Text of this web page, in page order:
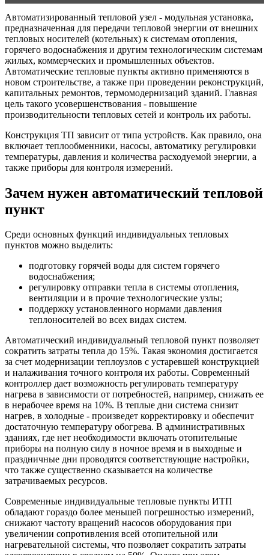
Автоматизированный тепловой узел - модульная установка,
предназначенная для передачи тепловой энергии от внешних
тепловых носителей (котельных) к системам отопления,
горячего водоснабжения и другим технологическим системам
жилых, коммерческих и промышленных объектов.
Автоматические тепловые пункты активно применяются в
новом строительстве, а также при проведении реконструкций,
капитальных ремонтов, термомодернизаций зданий. Главная
цель такого усовершенствования - повышение
производительности тепловых сетей и контроль их работы.
Конструкция ТП зависит от типа устройств. Как правило, она
включает теплообменники, насосы, автоматику регулировки
температуры, давления и количества расходуемой энергии, а
также приборы для контроля измерений.
Зачем нужен автоматический тепловой
пункт
Среди основных функций индивидуальных тепловых
пунктов можно выделить:
подготовку горячей воды для систем горячего
водоснабжения;
регулировку отправки тепла в системы отопления,
вентиляции и в прочие технологические узлы;
поддержку установленного нормами давления
теплоносителей во всех видах систем.
Автоматический индивидуальный тепловой пункт позволяет
сократить затраты тепла до 15%. Такая экономия достигается
за счет модернизации теплоузлов с устаревшей конструкцией
и налаживания точного контроля их работы. Современный
контроллер дает возможность регулировать температуру
нагрева в зависимости от потребностей, например, снижать ее
в нерабочее время на 10%. В теплые дни система снизит
нагрев, в холодные - произведет корректировку и обеспечит
достаточную температуру обогрева. В административных
зданиях, где нет необходимости включать отопительные
приборы на полную силу в ночное время и в выходные и
праздничные дни проводятся соответствующие настройки,
что также существенно сказывается на количестве
затрачиваемых ресурсов.
Современные индивидуальные тепловые пункты ИТП
обладают гораздо более меньшей погрешностью измерений,
снижают частоту вращений насосов оборудования при
увеличении сопротивления всей отопительной или
нагревательной системы, что позволяет сократить затраты